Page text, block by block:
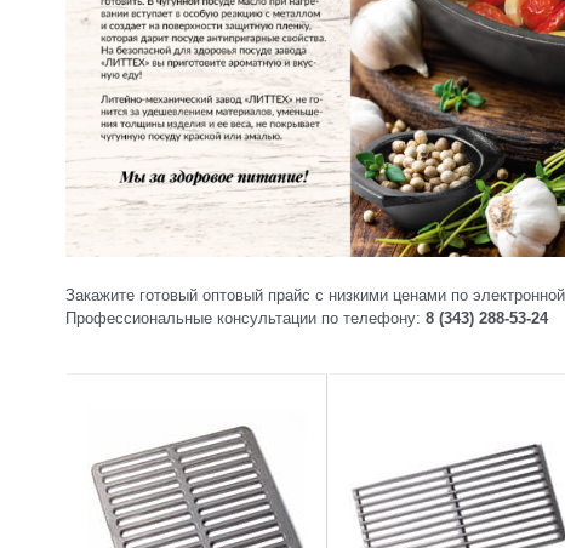
Закажите готовый оптовый прайс с низкими ценами по
Профессиональные консультации по телефону: 8 (343) 288-53-24